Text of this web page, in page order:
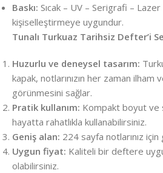
Baskı: Sıcak – UV – Serigrafi –
kişiselleştirmeye uygundur.
Tunalı Turkuaz Tarihsiz Defter’i
Huzurlu ve deneysel tasarım:
kapak, notlarınızın her zaman
görünmesini sağlar.
Pratik kullanım: Kompakt boyut ve
hayatta rahatlıkla kullanabilirsiniz.
Geniş alan: 224 sayfa notlarınız
Uygun fiyat: Kaliteli bir deftere
olabilirsiniz.